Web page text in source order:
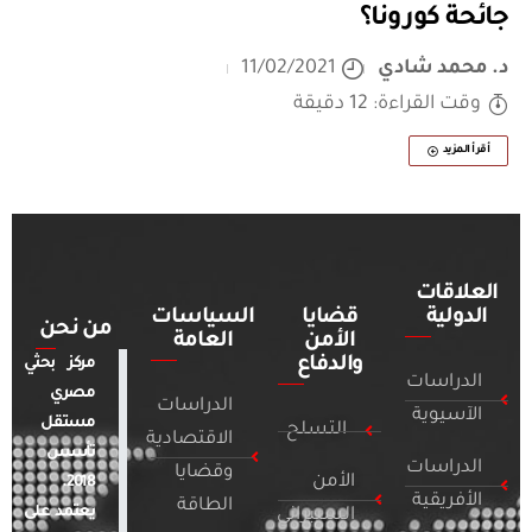
جائحة كورونا؟
د. محمد شادي
11/02/2021
وقت القراءة: 12 دقيقة
أقرأ المزيد
العلاقات
الدولية
الدراسات
الآسيوية
الدراسات
الأفريقية
قضايا
الأمن
والدفاع
التسلح
الأمن
السيبراني
السياسات
العامة
الدراسات
الاقتصادية
وقضايا
الطاقة
من نحن
مركز بحثي
مصري
مستقل
تأسس
2018.
يعتمد على